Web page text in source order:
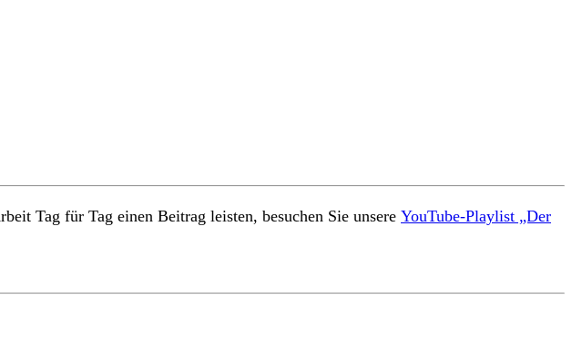
Tag für Tag einen Beitrag leisten, besuchen Sie unsere YouTube-Playlist „Der